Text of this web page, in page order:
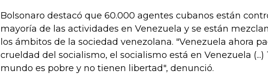
Bolsonaro destacó que 60.000 agentes cubanos están
mayoría de las actividades en Venezuela y se están
los ámbitos de la sociedad venezolana. "Venezuela ahora
crueldad del socialismo, el socialismo está en Venezuela (...)
mundo es pobre y no tienen libertad", denunció.